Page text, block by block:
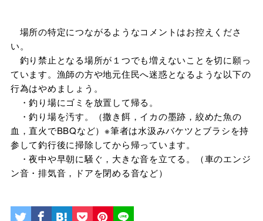
場所の特定につながるようなコメントはお控えくださ
い。
釣り禁止となる場所が１つでも増えないことを切に願っ
ています。漁師の方や地元住民へ迷惑となるような以下の
行為はやめましょう。
・釣り場にゴミを放置して帰る。
・釣り場を汚す。（撒き餌，イカの墨跡，絞めた魚の
血，直火でBBQなど）※筆者は水汲みバケツとブラシを持
参して釣行後に掃除してから帰っています。
・夜中や早朝に騒ぐ，大きな音を立てる。（車のエンジ
ン音・排気音，ドアを閉める音など）